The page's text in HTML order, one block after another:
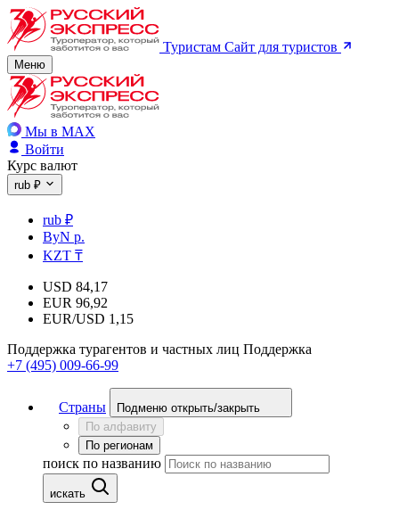
Туристам Сайт для туристов
Меню
Мы в MAX
Войти
Курс валют
rub ₽
rub ₽
ByN р.
KZT ₸
USD 84,17
EUR 96,92
EUR/USD 1,15
Поддержка турагентов и частных лиц Поддержка
+7 (495) 009-66-99
Страны
Подменю открыть/закрыть
По алфавиту
По регионам
поиск по названию
искать